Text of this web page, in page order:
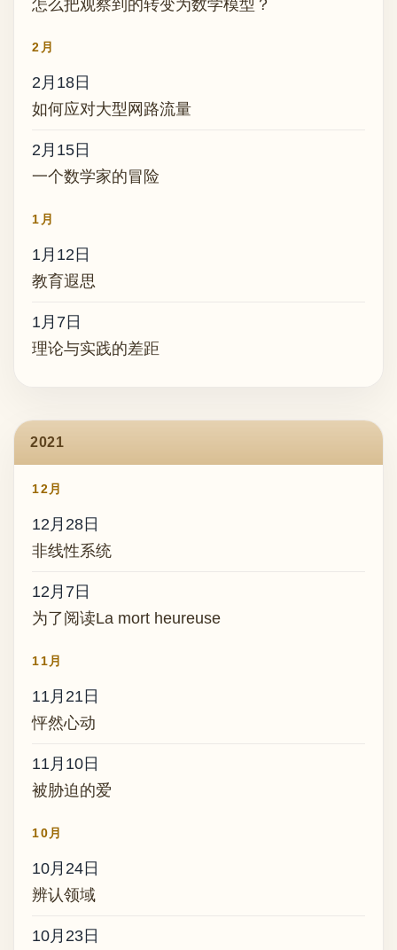
怎么把观察到的转变为数学模型？
2月
2月18日
如何应对大型网路流量
2月15日
一个数学家的冒险
1月
1月12日
教育遐思
1月7日
理论与实践的差距
2021
12月
12月28日
非线性系统
12月7日
为了阅读La mort heureuse
11月
11月21日
怦然心动
11月10日
被胁迫的爱
10月
10月24日
辨认领域
10月23日